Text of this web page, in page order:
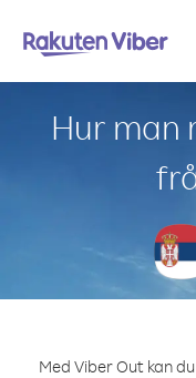
Hur man
Med Viber Out kan